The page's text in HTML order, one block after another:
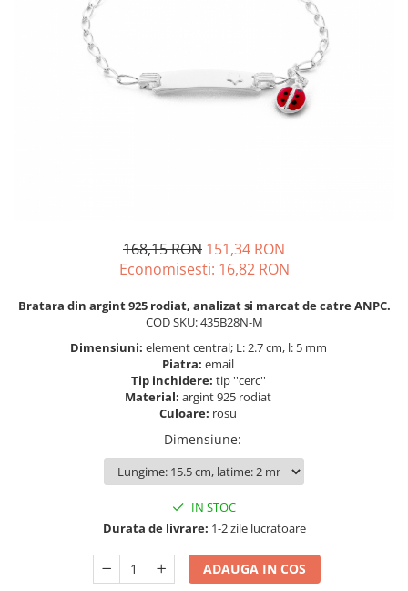
BRATARA TIP ROZARIU
LANTURI TIP ROZARIU
168,15 RON 151,34 RON
Economisesti: 16,82 RON
Bratara din argint 925 rodiat, analizat si marcat de catre ANPC.
COD SKU: 435B28N-M
Dimensiuni: element central; L: 2.7 cm, l: 5 mm
Piatra: email
Tip inchidere: tip ''cerc''
Material: argint 925 rodiat
Culoare: rosu
Dimensiune:
IN STOC
Durata de livrare: 1-2 zile lucratoare
ADAUGA IN COS